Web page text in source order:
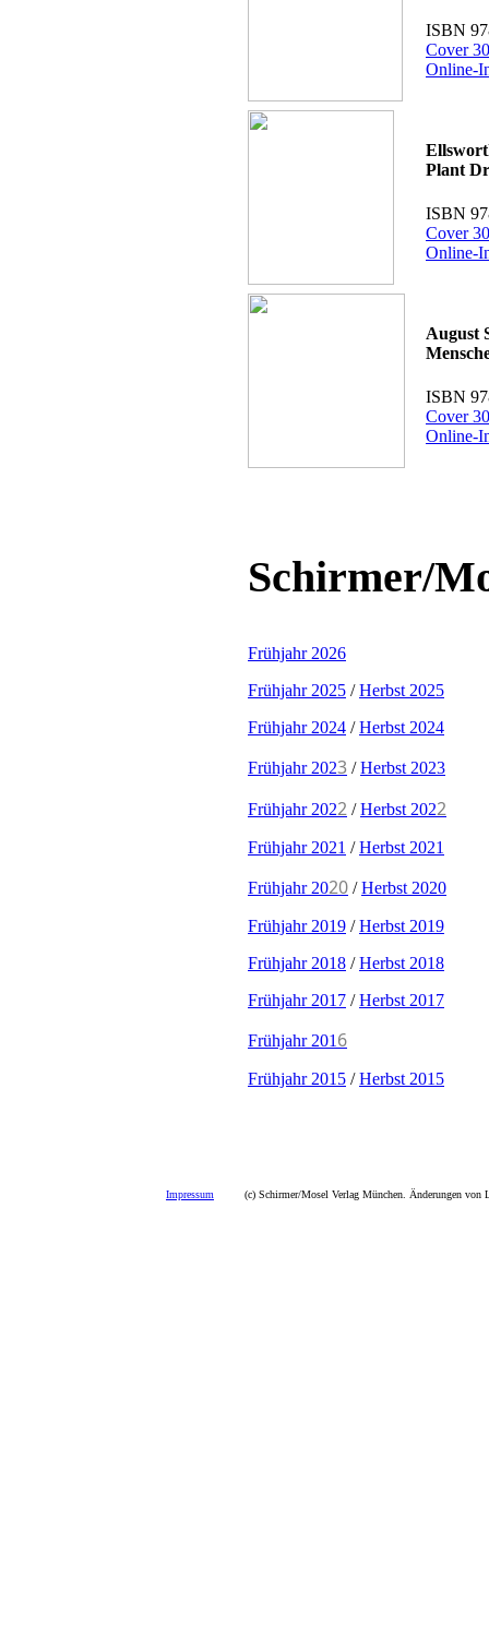
ISBN
Cover
Online-I
Plant
ISBN
Cover
Online-I
August
ISBN
Cover
Online-I
Schirmer/
Frühjahr 2026
Frühjahr 2025 /Herbst 2025
Frühjahr 2024 /Herbst 2024
Frühjahr 2023 /Herbst 2023
Frühjahr 2022 /Herbst 2022
Frühjahr 2021 /Herbst 2021
Frühjahr 2020 /Herbst 2020
Frühjahr 2019 /Herbst 2019
Frühjahr 2018 /Herbst 2018
Frühjahr 2017 /Herbst 2017
Frühjahr 201 6
Frühjahr 2015 /Herbst 2015
Impressum (c) Schirmer/Mosel Verlag München. Änderungen von